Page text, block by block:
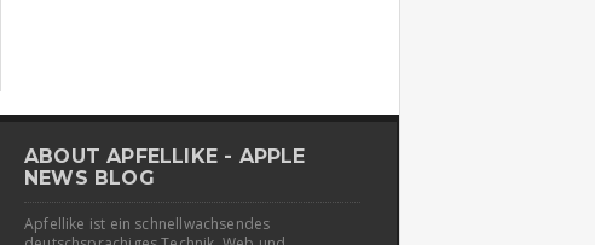
ABOUT APFELLIKE - APPLE
NEWS BLOG
Apfellike ist ein schnellwachsendes